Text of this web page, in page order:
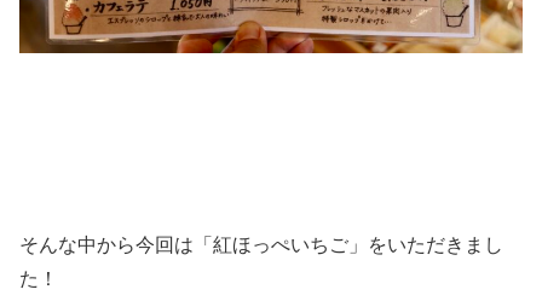
そんな中から今回は「紅ほっぺいちご」をいただきまし
た！